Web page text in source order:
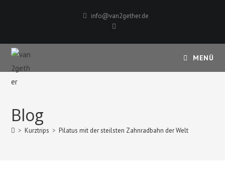
info@van2gether.de
MENÜ
Blog
> Kurztrips > Pilatus mit der steilsten Zahnradbahn der Welt